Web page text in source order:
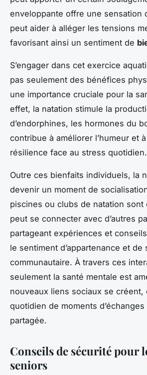
enveloppante offre une sensation
peut aider à alléger les tensions
favorisant ainsi un sentiment de
S’engager dans cet exercice
pas seulement des bénéfices
une importance cruciale pour la
effet, la natation stimule la
d’endorphines, les hormones du
contribue à améliorer l’humeur et
résilience face au stress quotidien.
Outre ces bienfaits individuels, la
devenir un moment de
piscines ou clubs de natation sont
peut se connecter avec d’autres
partageant expériences et
le sentiment d’appartenance et de
communautaire. À travers ces
seulement la santé mentale est
nouveaux liens sociaux se créent,
quotidien de moments d’échanges
partagée.
Conseils de sécurité pour
seniors